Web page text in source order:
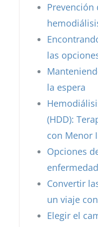
Prevención
las
la espera
(HDD):
con Menor
Opciones
Convertir
un viaje
Elegir el